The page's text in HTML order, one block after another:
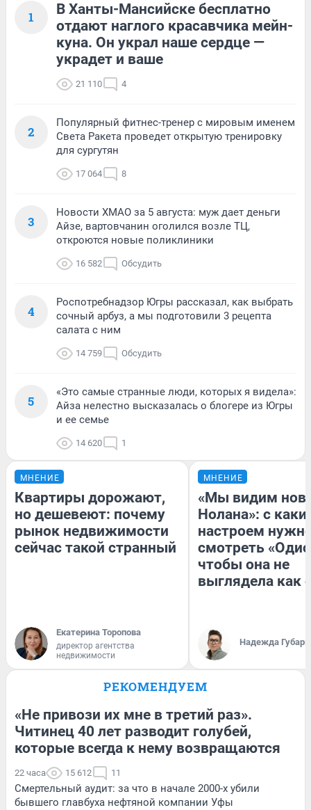
1
В Ханты-Мансийске бесплатно
отдают наглого красавчика мейн-
куна. Он украл наше сердце —
украдет и ваше
21 110 4
2
Популярный фитнес-тренер с мировым именем
Света Ракета проведет открытую тренировку
для сургутян
17 064 8
3
Новости ХМАО за 5 августа: муж дает деньги
Айзе, вартовчанин оголился возле ТЦ,
откроются новые поликлиники
16 582 Обсудить
4
Роспотребнадзор Югры рассказал, как выбрать
сочный арбуз, а мы подготовили 3 рецепта
салата с ним
14 759 Обсудить
5
«Это самые странные люди, которых я видела»:
Айза нелестно высказалась о блогере из Югры
и ее семье
14 620 1
МНЕНИЕ
Квартиры дорожают,
но дешевеют: почему
рынок недвижимости
сейчас такой странный
Екатерина Торопова
директор агентства
недвижимости
МНЕНИЕ
«Мы видим
Нолана»: с
настроем
смотреть
чтобы она не
выглядела как
Надежда Губарь
РЕКОМЕНДУЕМ
«Не привози их мне в третий раз».
Читинец 40 лет разводит голубей,
которые всегда к нему возвращаются
22 часа 15 612 11
Смертельный аудит: за что в начале 2000-х убили
бывшего главбуха нефтяной компании Уфы